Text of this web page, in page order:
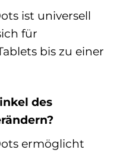
ist universell
für
bis zu einer
des
ermöglicht